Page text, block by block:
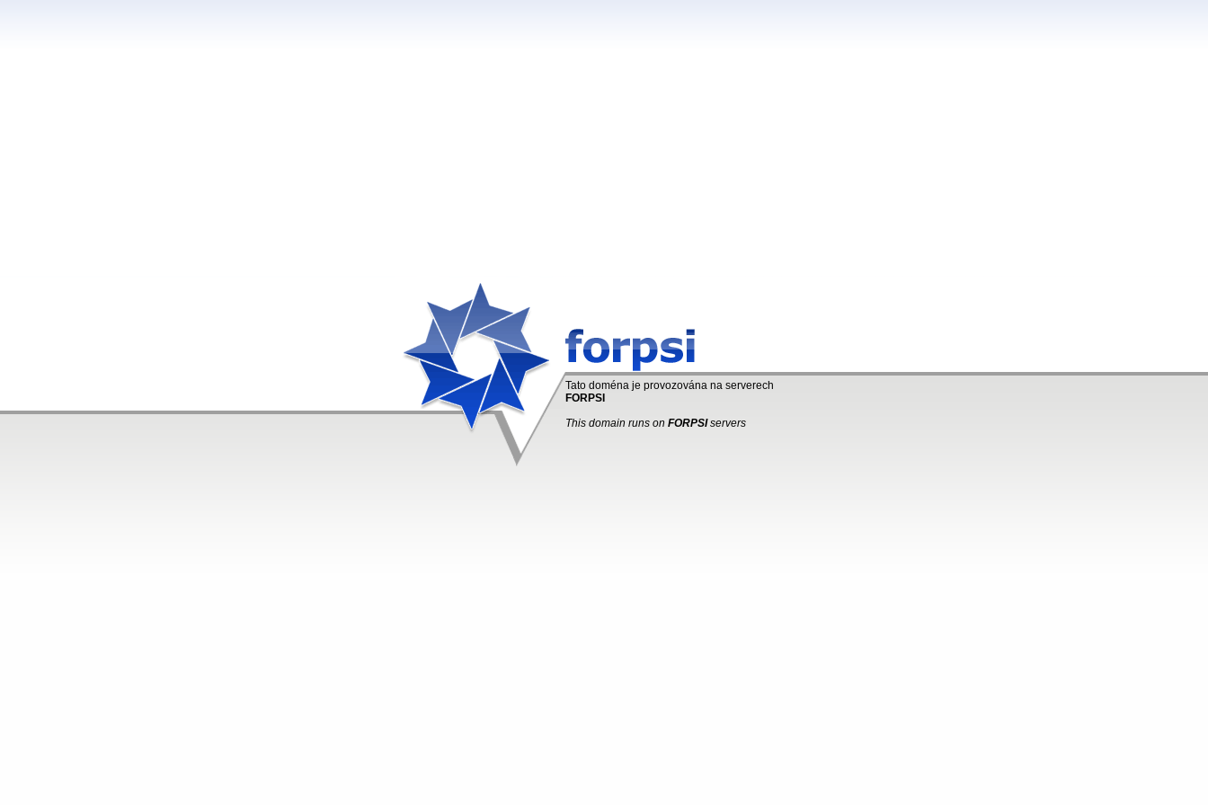
Tato doména je provozována na serverech
FORPSI
This domain runs on FORPSIservers